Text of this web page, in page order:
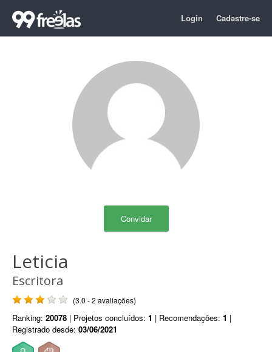
Login Cadastre-se
Convidar
Leticia
Escritora
(3.0 - 2 avaliações)
Ranking: 20078 | Projetos concluídos: 1 | Recomendações: 1 |
Registrado desde: 03/06/2021